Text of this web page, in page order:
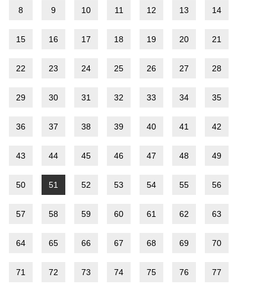
8 9 10 11 12 13 14
15 16 17 18 19 20 21
22 23 24 25 26 27 28
29 30 31 32 33 34 35
36 37 38 39 40 41 42
43 44 45 46 47 48 49
50 51 52 53 54 55 56
57 58 59 60 61 62 63
64 65 66 67 68 69 70
71 72 73 74 75 76 77